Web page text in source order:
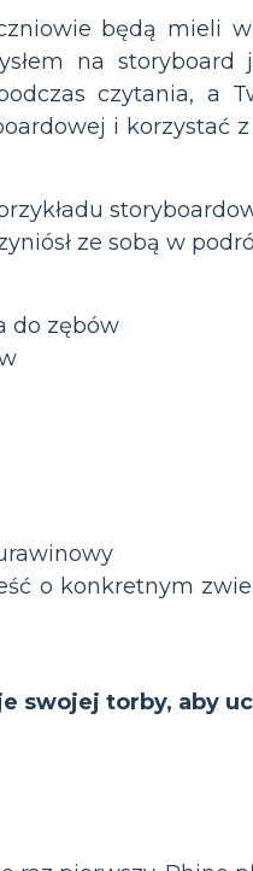
będą mieli
na
czytania, a
i korzystać
ze sobą w
do zębów
o konkretnym
swojej torby, aby